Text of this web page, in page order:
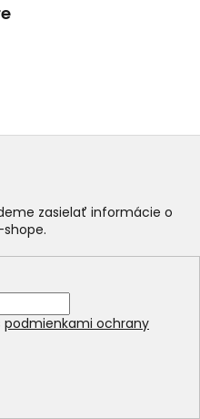
zasielať informácie o
podmienkami ochrany